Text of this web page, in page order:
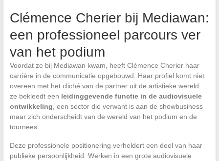
Clémence Cherier bij Mediawan:
een professioneel parcours ver
van het podium
Voordat ze bij Mediawan kwam, heeft Clémence Cherier haar
carrière in de communicatie opgebouwd. Haar profiel komt niet
overeen met het cliché van de partner uit de artistieke wereld:
ze bekleedt een leidinggevende functie in de audiovisuele
ontwikkeling , een sector die verwant is aan de showbusiness
maar zich onderscheidt van de wereld van het podium en de
tournees.
Deze professionele positionering verheldert een deel van haar
publieke persoonlijkheid. Werken in een grote audiovisuele